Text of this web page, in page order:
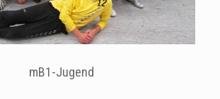
mB1-Jugend